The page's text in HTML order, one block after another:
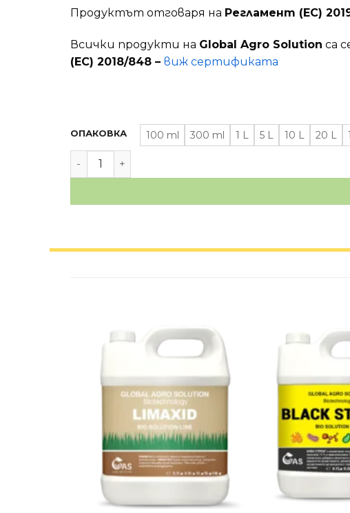
Продуктът отговаря на Регламент (ЕС)
Всички продукти на Global Agro Solution са
(ЕС) 2018/848 – виж сертификата
ОПАКОВКА 100 ml 300 ml 1 L 5 L 10 L 20 L
количество за GUARD PRO
Add to
wishlist